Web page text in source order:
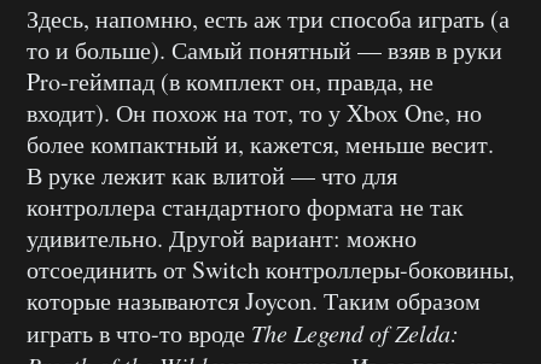
Здесь, напомню, есть аж три способа играть (а
то и больше). Самый понятный — взяв в руки
Pro-геймпад (в комплект он, правда, не
входит). Он похож на тот, то у Xbox One, но
более компактный и, кажется, меньше весит.
В руке лежит как влитой — что для
контроллера стандартного формата не так
удивительно. Другой вариант: можно
отсоединить от Switch контроллеры-боковины,
которые называются Joycon. Таким образом
играть в что-то вроде The Legend of Zelda: